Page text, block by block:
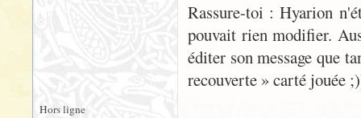
Rassure-toi : Hyarion
pouvait rien modifier.
éditer son message que
recouverte » carté jouée
Hors ligne